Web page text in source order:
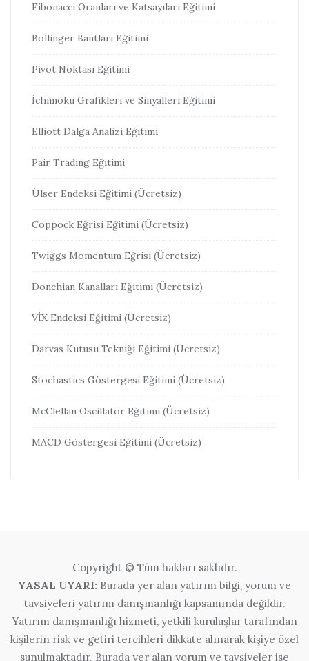
Fibonacci Oranları ve Katsayıları Eğitimi
Bollinger Bantları Eğitimi
Pivot Noktası Eğitimi
İchimoku Grafikleri ve Sinyalleri Eğitimi
Elliott Dalga Analizi Eğitimi
Pair Trading Eğitimi
Ülser Endeksi Eğitimi (Ücretsiz)
Coppock Eğrisi Eğitimi (Ücretsiz)
Twiggs Momentum Eğrisi (Ücretsiz)
Donchian Kanalları Eğitimi (Ücretsiz)
VİX Endeksi Eğitimi (Ücretsiz)
Darvas Kutusu Tekniği Eğitimi (Ücretsiz)
Stochastics Göstergesi Eğitimi (Ücretsiz)
McClellan Oscillator Eğitimi (Ücretsiz)
MACD Göstergesi Eğitimi (Ücretsiz)
Copyright © Tüm hakları saklıdır.
YASAL UYARI: Burada yer alan yatırım bilgi, yorum ve
tavsiyeleri yatırım danışmanlığı kapsamında değildir.
Yatırım danışmanlığı hizmeti, yetkili kuruluşlar tarafından
kişilerin risk ve getiri tercihleri dikkate alınarak kişiye özel
sunulmaktadır. Burada yer alan yorum ve tavsiyeler ise